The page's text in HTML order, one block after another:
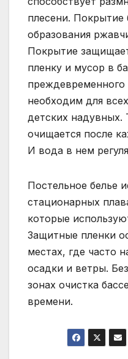
плесени. Покрытие
образования
Покрытие
пленку и мусор в
необходим для
детских надувных.
очищается после
И вода в нем
Постельное белье
стационарных
которые
Защитные пленки
местах, где часто
осадки и ветры.
зонах очистка
времени.